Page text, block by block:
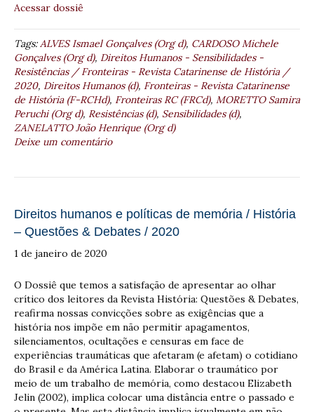
Acessar dossiê
Tags:ALVES Ismael Gonçalves (Org d), CARDOSO Michele
Gonçalves (Org d), Direitos Humanos - Sensibilidades -
Resistências / Fronteiras - Revista Catarinense de História /
2020, Direitos Humanos (d), Fronteiras - Revista Catarinense
de História (F-RCHd), Fronteiras RC (FRCd), MORETTO Samira
Peruchi (Org d), Resistências (d), Sensibilidades (d),
ZANELATTO João Henrique (Org d)
Deixe um comentário
Direitos humanos e políticas de memória / História
– Questões & Debates / 2020
1 de janeiro de 2020
O Dossiê que temos a satisfação de apresentar ao olhar
crítico dos leitores da Revista História: Questões & Debates,
reafirma nossas convicções sobre as exigências que a
história nos impõe em não permitir apagamentos,
silenciamentos, ocultações e censuras em face de
experiências traumáticas que afetaram (e afetam) o cotidiano
do Brasil e da América Latina. Elaborar o traumático por
meio de um trabalho de memória, como destacou Elizabeth
Jelin (2002), implica colocar uma distância entre o passado e